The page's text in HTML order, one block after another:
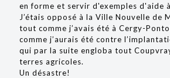
en forme et servir d'exemples d'aide
J’étais opposé à la Ville Nouvelle de
tout comme j’avais été à Cergy-
comme j’aurais été contre
qui par la suite engloba tout
terres agricoles.
Un désastre!